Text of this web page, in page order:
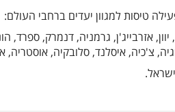
טיסות למגוון יעדים ברחבי העולם:
אזרבייג'ן, גרמניה, דנמרק, ספרד,
צ'כיה, איסלנד, סלובקיה, אוסטריה,